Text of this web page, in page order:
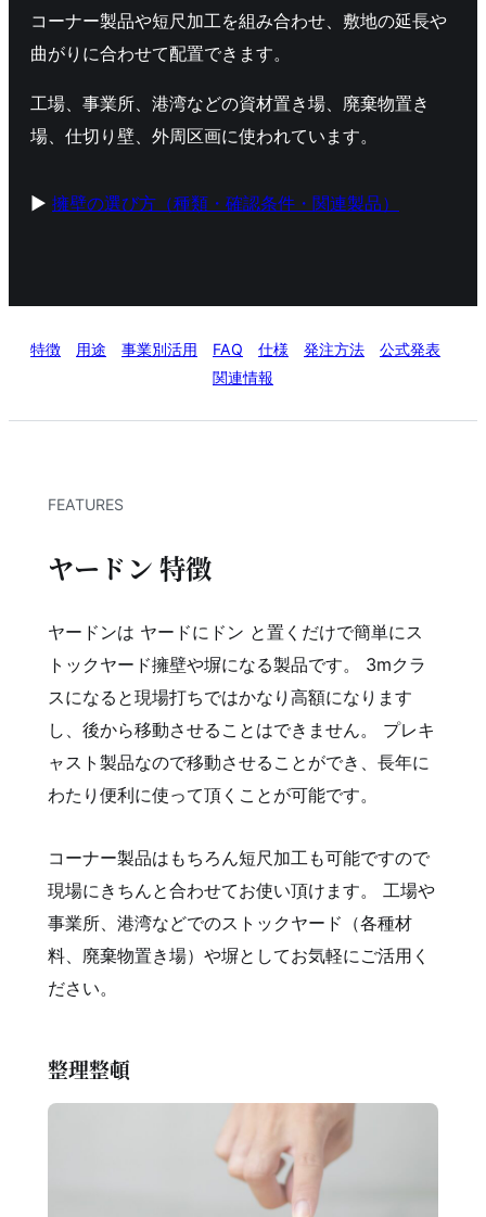
コーナー製品や短尺加工を組み合わせ、敷地の延長や
曲がりに合わせて配置できます。
工場、事業所、港湾などの資材置き場、廃棄物置き
場、仕切り壁、外周区画に使われています。
▶ 擁壁の選び方（種類・確認条件・関連製品）
特徴 用途 事業別活用 FAQ 仕様 発注方法
公式発表
関連情報
FEATURES
ヤードン 特徴
ヤードンは ヤードにドン と置くだけで簡単にス
トックヤード擁壁や塀になる製品です。 3mクラ
スになると現場打ちではかなり高額になります
し、後から移動させることはできません。 プレキ
ャスト製品なので移動させることができ、長年に
わたり便利に使って頂くことが可能です。
コーナー製品はもちろん短尺加工も可能ですので
現場にきちんと合わせてお使い頂けます。 工場や
事業所、港湾などでのストックヤード（各種材
料、廃棄物置き場）や塀としてお気軽にご活用く
ださい。
整理整頓